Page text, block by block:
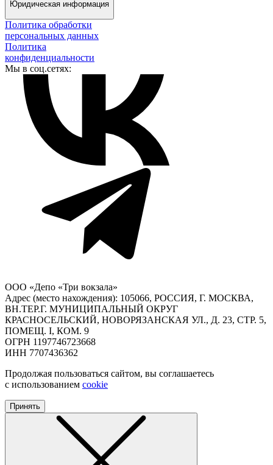
Юридическая информация
Политика обработки
персональных данных
Политика
конфиденциальности
Мы в соц.сетях:
ООО «Депо «Три вокзала»
Адрес (место нахождения): 105066, РОССИЯ, Г. МОСКВА,
ВН.ТЕР.Г. МУНИЦИПАЛЬНЫЙ ОКРУГ
КРАСНОСЕЛЬСКИЙ, НОВОРЯЗАНСКАЯ УЛ., Д. 23, СТР. 5,
ПОМЕЩ. I, КОМ. 9
ОГРН 1197746723668
ИНН 7707436362
Продолжая пользоваться сайтом, вы соглашаетесь
с использованием cookie
Принять